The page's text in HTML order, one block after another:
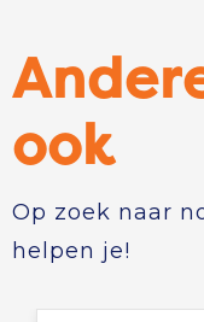
ook
Op zoek naar
helpen je!